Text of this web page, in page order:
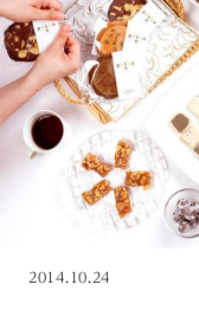
2014.10.24